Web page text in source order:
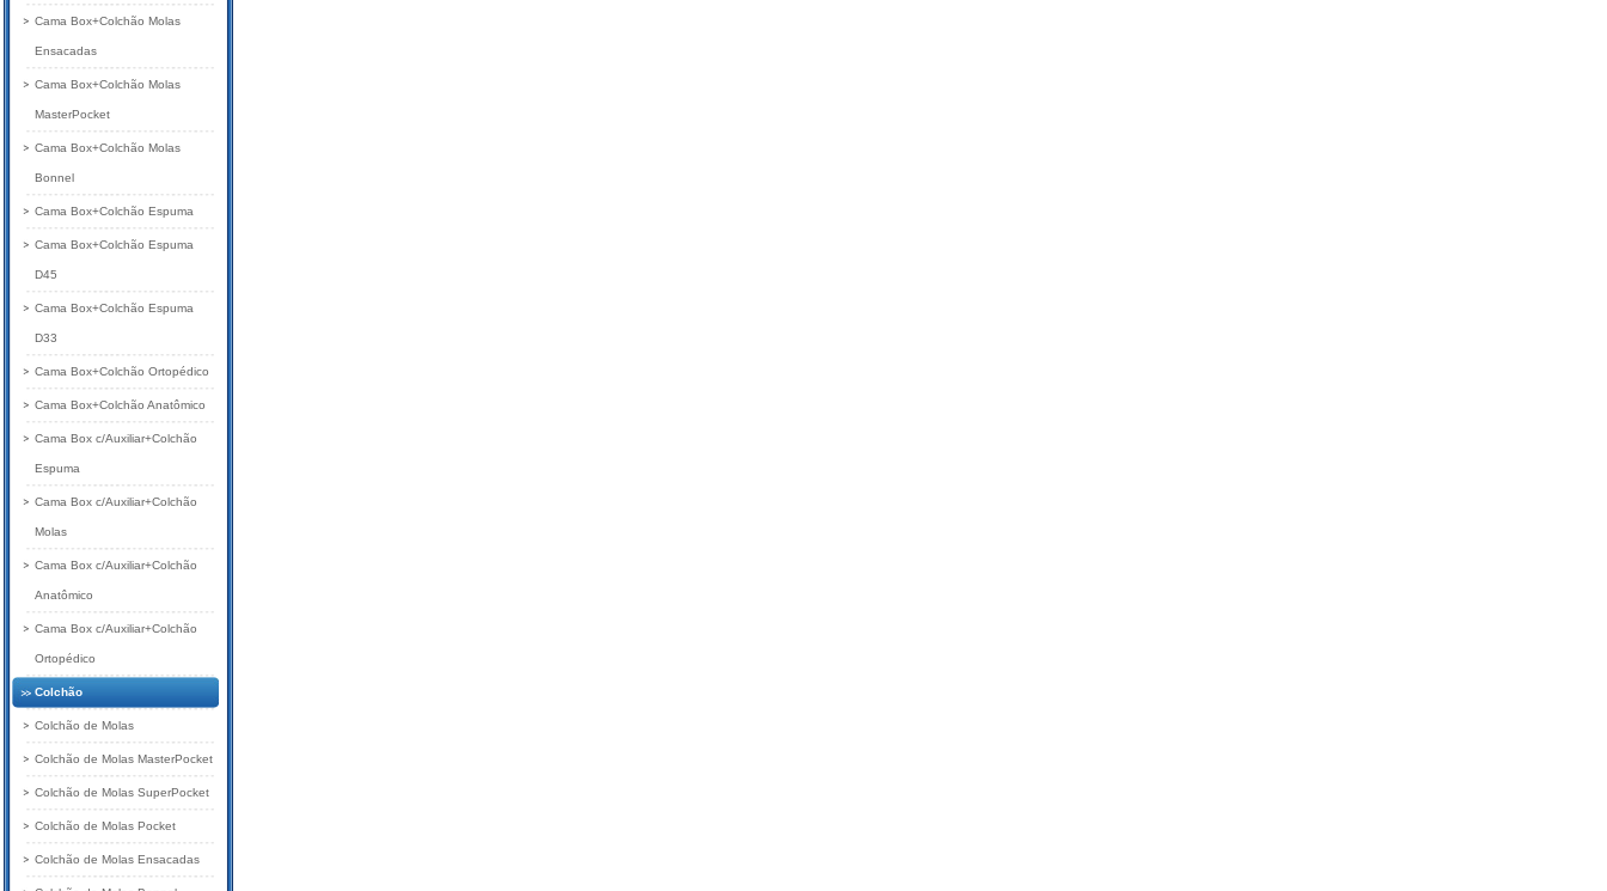
Cama Box+Colchão Molas
Ensacadas
Cama Box+Colchão Molas
MasterPocket
Cama Box+Colchão Molas
Bonnel
Cama Box+Colchão Espuma
Cama Box+Colchão Espuma
D45
Cama Box+Colchão Espuma
D33
Cama Box+Colchão Ortopédico
Cama Box+Colchão Anatômico
Cama Box c/Auxiliar+Colchão
Espuma
Cama Box c/Auxiliar+Colchão
Molas
Cama Box c/Auxiliar+Colchão
Anatômico
Cama Box c/Auxiliar+Colchão
Ortopédico
Colchão
Colchão de Molas
Colchão de Molas MasterPocket
Colchão de Molas SuperPocket
Colchão de Molas Pocket
Colchão de Molas Ensacadas